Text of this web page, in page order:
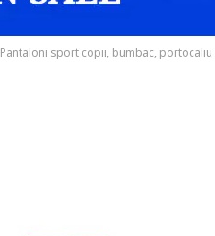
Pantaloni sport copii, bumbac, portocaliu